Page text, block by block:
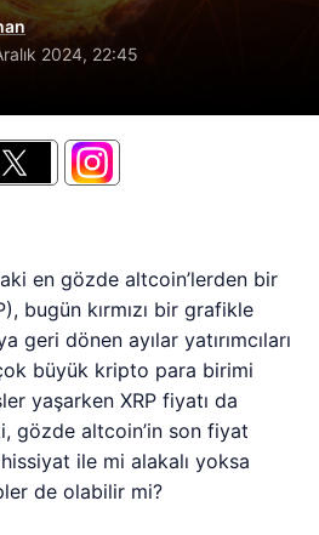
2024, 22:45
en gözde altcoin’lerden bir
bugün kırmızı bir grafikle
geri dönen ayılar yatırımcıları
büyük kripto para birimi
yaşarken XRP fiyatı da
gözde altcoin’in son fiyat
ile mi alakalı yoksa
de olabilir mi?